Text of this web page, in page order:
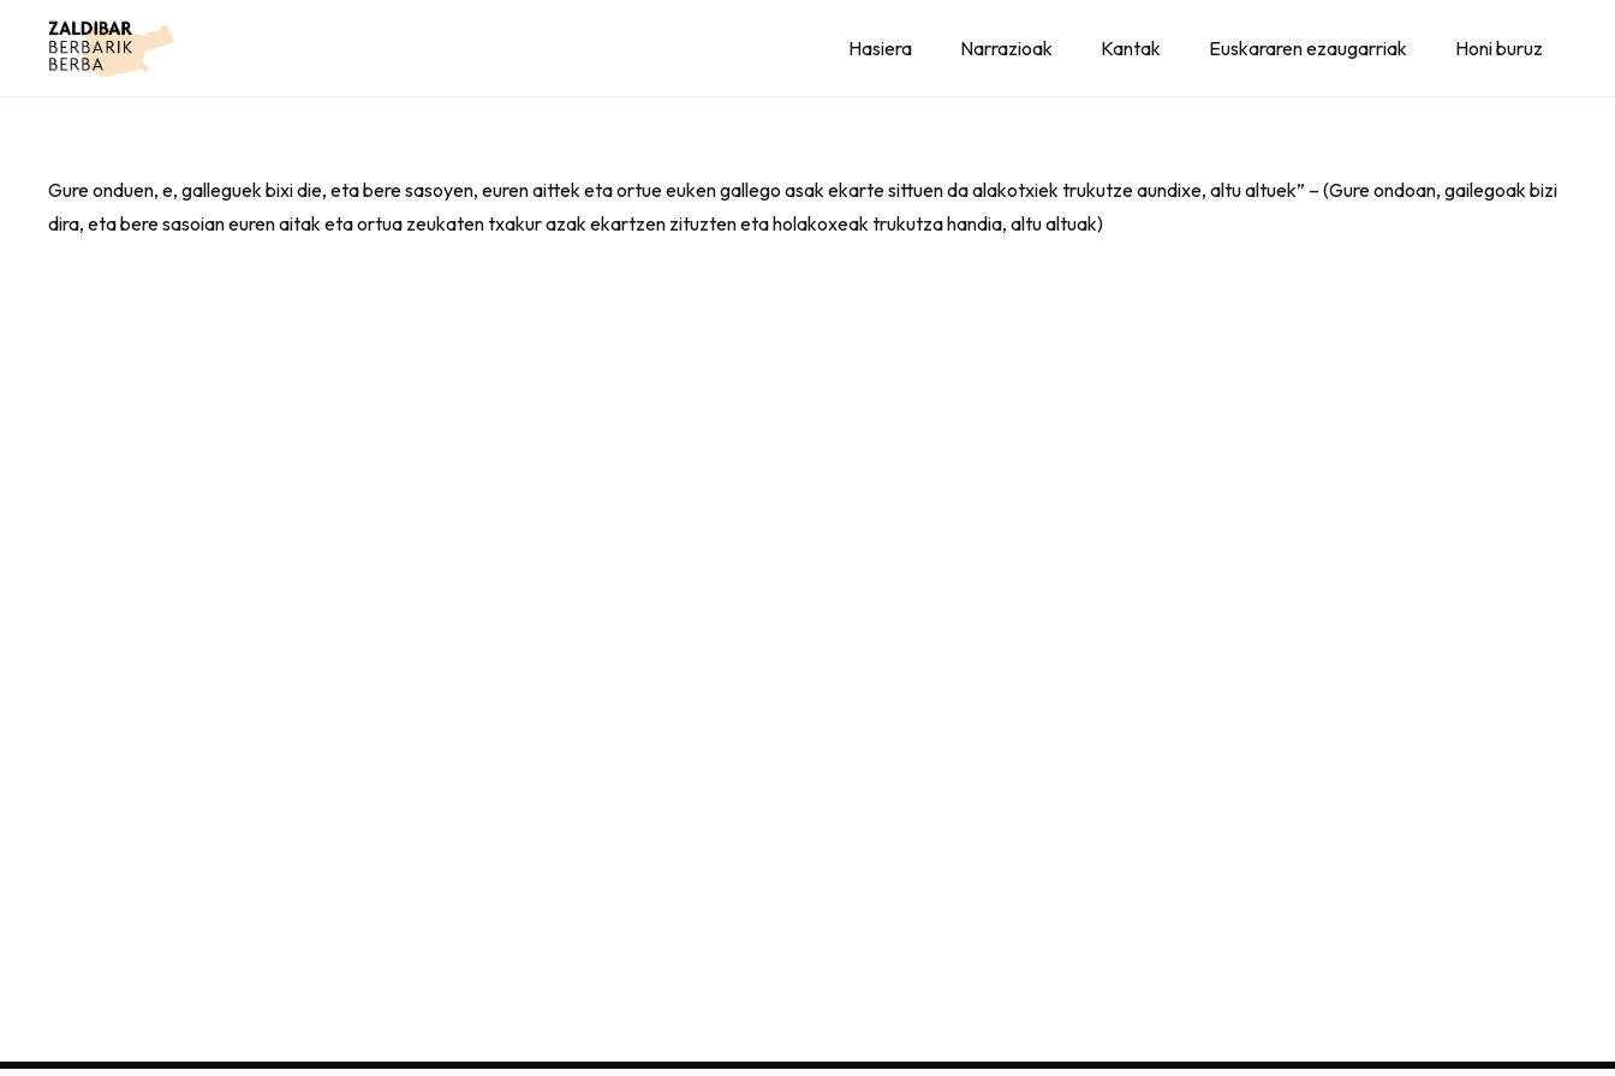
Hasiera Narrazioak Kantak Euskararen ezaugarriak Honi buruz
Gure onduen, e, galleguek bixi die, eta bere sasoyen, euren aittek eta ortue euken gallego asak ekarte sittuen da alakotxiek trukutze aundixe, altu altuek” – (Gure ondoan, gailegoak bizi
dira, eta bere sasoian euren aitak eta ortua zeukaten txakur azak ekartzen zituzten eta holakoxeak trukutza handia, altu altuak)